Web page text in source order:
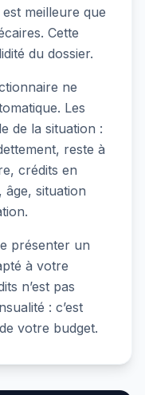
meilleure que
Cette
du dossier.
ne
Les
de la situation :
reste à
crédits en
âge, situation
présenter un
à votre
n’est pas
: c’est
votre budget.